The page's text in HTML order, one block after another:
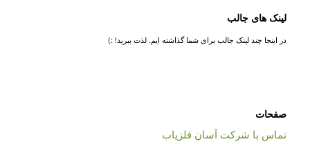
لینک های جالب
در اینجا چند لینک جالب برای شما گذاشته ایم. لذت ببرید! :)
صفحات
تماس با شرکت آسان فلزیاب